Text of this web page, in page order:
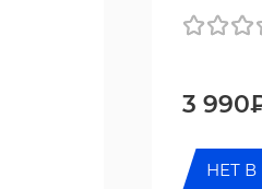
3
НЕТ